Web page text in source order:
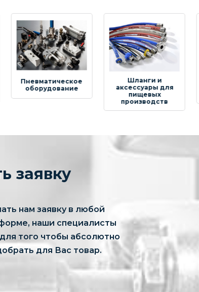
Шланги и
аксессуары для
Рукава для
сельского
хозяйства
заявку
нам заявку в любой
наши специалисты
того чтобы абсолютно
для Вас товар.